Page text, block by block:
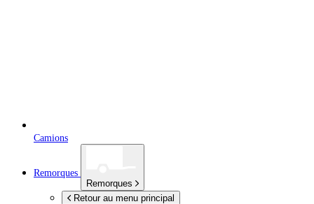
Camions
Remorques
Remorques
Retour au menu principal